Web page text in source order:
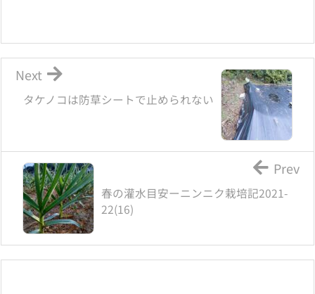
タケノコは防草シートで止められない
Next
春の灌水目安ーニンニク栽培記2021-
22(16)
Prev